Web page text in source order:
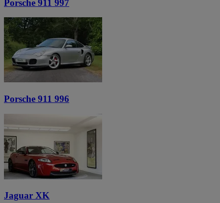
Porsche 911 997
Porsche 911 996
Jaguar XK